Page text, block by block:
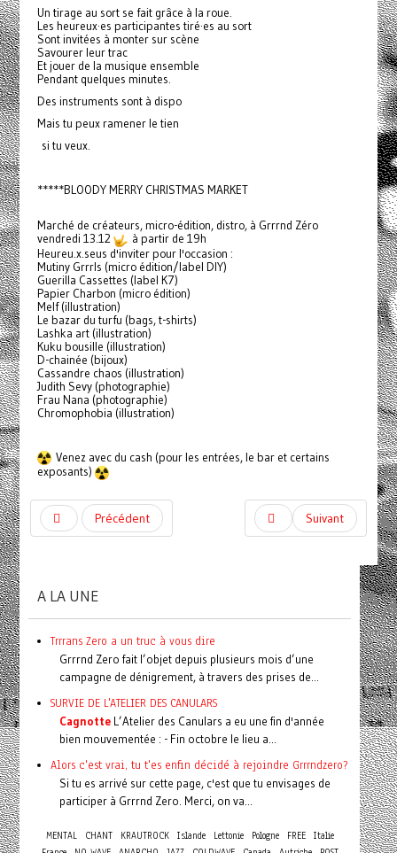
Un tirage au sort se fait grâce à la roue.
Les heureux·es participantes tiré·es au sort
Sont invitées à monter sur scène
Savourer leur trac
Et jouer de la musique ensemble
Pendant quelques minutes.
Des instruments sont à dispo
Mais tu peux ramener le tien
si tu veux.
*****BLOODY MERRY CHRISTMAS MARKET
Marché de créateurs, micro-édition, distro, à Grrrnd Zéro
vendredi 13.12
à partir de 19h
Heureu.x.seus d'inviter pour l'occasion :
Mutiny Grrrls (micro édition/label DIY)
Guerilla Cassettes (label K7)
Papier Charbon (micro édition)
Melf (illustration)
Le bazar du turfu (bags, t-shirts)
Lashka art (illustration)
Kuku bousille (illustration)
D-chainée (bijoux)
Cassandre chaos (illustration)
Judith Sevy (photographie)
Frau Nana (photographie)
Chromophobia (illustration)
Venez avec du cash (pour les entrées, le bar et certains
exposants)
Précédent Suivant
A LA UNE
Trrrans Zero a un truc à vous dire
Grrrnd Zero fait l’objet depuis plusieurs mois d’une
campagne de dénigrement, à travers des prises de...
SURVIE DE L'ATELIER DES CANULARS
CagnotteL’Atelier des Canulars a eu une fin d'année
bien mouvementée : - Fin octobre le lieu a...
Alors c'est vrai, tu t'es enfin décidé à rejoindre Grrrndzero?
Si tu es arrivé sur cette page, c'est que tu envisages de
participer à Grrrnd Zero. Merci, on va...
MENTAL CHANT KRAUTROCK Islande Lettonie Pologne FREE
Italie